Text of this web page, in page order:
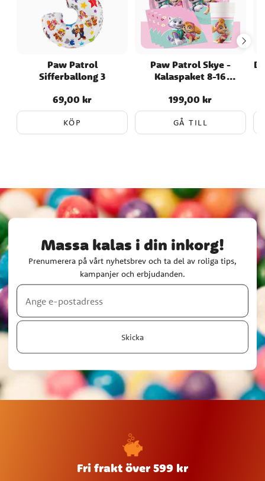
Paw Patrol
Sifferballong 3
Pris:69,00 kr
69,00 kr
KÖP
Paw Patrol Skye -
Kalaspaket 8-16
Pris:199,00 kr
199,00 kr
GÅ TILL
Massa kalas i din inkorg!
Prenumerera på vårt nyhetsbrev och ta del av roliga tips,
kampanjer och erbjudanden.
Skicka
Fri frakt över 599 kr